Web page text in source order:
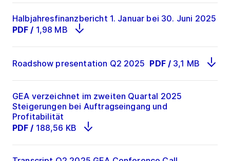
Halbjahresfinanzbericht 1. Januar bei 30. Juni 2025
PDF / 1,98 MB
Roadshow presentation Q2 2025 PDF / 3,1 MB
GEA verzeichnet im zweiten Quartal 2025
Steigerungen bei Auftragseingang und
Profitabilität
PDF / 188,56 KB